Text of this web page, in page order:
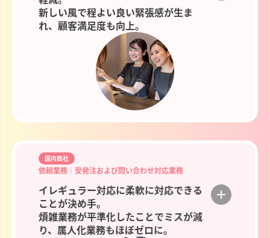
新しい風で程よい良い緊張感が生ま
れ、顧客満足度も向上。
国内商社
依頼業務│受発注および問い合わせ対応業務
イレギュラー対応に柔軟に対応できる
ことが決め手。
煩雑業務が平準化したことでミスが減
り、属人化業務もほぼゼロに。